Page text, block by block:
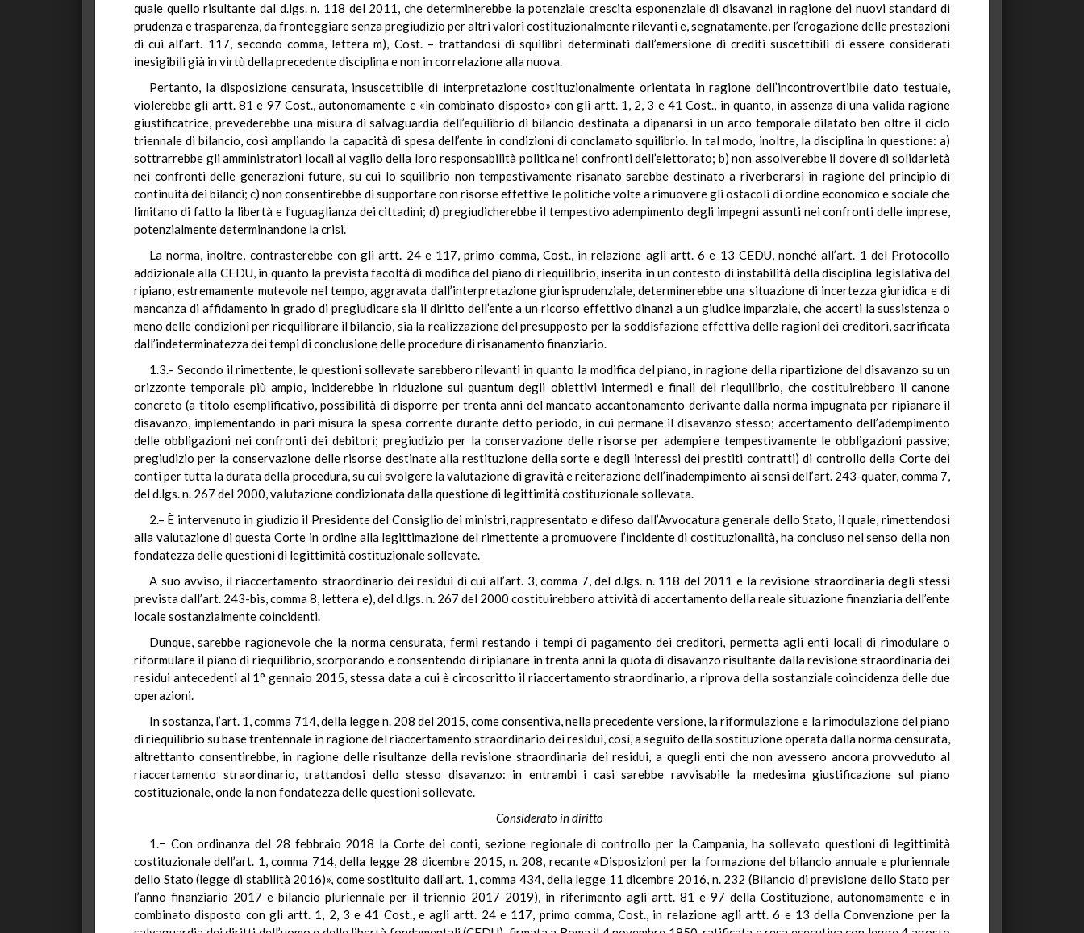
quale quello risultante dal d.lgs. n. 118 del 2011, che determinerebbe la potenziale crescita esponenziale di disavanzi in ragione dei nuovi standard di
prudenza e trasparenza, da fronteggiare senza pregiudizio per altri valori costituzionalmente rilevanti e, segnatamente, per l’erogazione delle prestazioni
di cui all’art. 117, secondo comma, lettera m), Cost. – trattandosi di squilibri determinati dall’emersione di crediti suscettibili di essere considerati
inesigibili già in virtù della precedente disciplina e non in correlazione alla nuova.
Pertanto, la disposizione censurata, insuscettibile di interpretazione costituzionalmente orientata in ragione dell’incontrovertibile dato testuale,
violerebbe gli artt. 81 e 97 Cost., autonomamente e «in combinato disposto» con gli artt. 1, 2, 3 e 41 Cost., in quanto, in assenza di una valida ragione
giustificatrice, prevederebbe una misura di salvaguardia dell’equilibrio di bilancio destinata a dipanarsi in un arco temporale dilatato ben oltre il ciclo
triennale di bilancio, così ampliando la capacità di spesa dell’ente in condizioni di conclamato squilibrio. In tal modo, inoltre, la disciplina in questione: a)
sottrarrebbe gli amministratori locali al vaglio della loro responsabilità politica nei confronti dell’elettorato; b) non assolverebbe il dovere di solidarietà
nei confronti delle generazioni future, su cui lo squilibrio non tempestivamente risanato sarebbe destinato a riverberarsi in ragione del principio di
continuità dei bilanci; c) non consentirebbe di supportare con risorse effettive le politiche volte a rimuovere gli ostacoli di ordine economico e sociale che
limitano di fatto la libertà e l’uguaglianza dei cittadini; d) pregiudicherebbe il tempestivo adempimento degli impegni assunti nei confronti delle imprese,
potenzialmente determinandone la crisi.
La norma, inoltre, contrasterebbe con gli artt. 24 e 117, primo comma, Cost., in relazione agli artt. 6 e 13 CEDU, nonché all’art. 1 del Protocollo
addizionale alla CEDU, in quanto la prevista facoltà di modifica del piano di riequilibrio, inserita in un contesto di instabilità della disciplina legislativa del
ripiano, estremamente mutevole nel tempo, aggravata dall’interpretazione giurisprudenziale, determinerebbe una situazione di incertezza giuridica e di
mancanza di affidamento in grado di pregiudicare sia il diritto dell’ente a un ricorso effettivo dinanzi a un giudice imparziale, che accerti la sussistenza o
meno delle condizioni per riequilibrare il bilancio, sia la realizzazione del presupposto per la soddisfazione effettiva delle ragioni dei creditori, sacrificata
dall’indeterminatezza dei tempi di conclusione delle procedure di risanamento finanziario.
1.3.– Secondo il rimettente, le questioni sollevate sarebbero rilevanti in quanto la modifica del piano, in ragione della ripartizione del disavanzo su un
orizzonte temporale più ampio, inciderebbe in riduzione sul quantum degli obiettivi intermedi e finali del riequilibrio, che costituirebbero il canone
concreto (a titolo esemplificativo, possibilità di disporre per trenta anni del mancato accantonamento derivante dalla norma impugnata per ripianare il
disavanzo, implementando in pari misura la spesa corrente durante detto periodo, in cui permane il disavanzo stesso; accertamento dell’adempimento
delle obbligazioni nei confronti dei debitori; pregiudizio per la conservazione delle risorse per adempiere tempestivamente le obbligazioni passive;
pregiudizio per la conservazione delle risorse destinate alla restituzione della sorte e degli interessi dei prestiti contratti) di controllo della Corte dei
conti per tutta la durata della procedura, su cui svolgere la valutazione di gravità e reiterazione dell’inadempimento ai sensi dell’art. 243-quater, comma 7,
del d.lgs. n. 267 del 2000, valutazione condizionata dalla questione di legittimità costituzionale sollevata.
2.– È intervenuto in giudizio il Presidente del Consiglio dei ministri, rappresentato e difeso dall’Avvocatura generale dello Stato, il quale, rimettendosi
alla valutazione di questa Corte in ordine alla legittimazione del rimettente a promuovere l’incidente di costituzionalità, ha concluso nel senso della non
fondatezza delle questioni di legittimità costituzionale sollevate.
A suo avviso, il riaccertamento straordinario dei residui di cui all’art. 3, comma 7, del d.lgs. n. 118 del 2011 e la revisione straordinaria degli stessi
prevista dall’art. 243-bis, comma 8, lettera e), del d.lgs. n. 267 del 2000 costituirebbero attività di accertamento della reale situazione finanziaria dell’ente
locale sostanzialmente coincidenti.
Dunque, sarebbe ragionevole che la norma censurata, fermi restando i tempi di pagamento dei creditori, permetta agli enti locali di rimodulare o
riformulare il piano di riequilibrio, scorporando e consentendo di ripianare in trenta anni la quota di disavanzo risultante dalla revisione straordinaria dei
residui antecedenti al 1° gennaio 2015, stessa data a cui è circoscritto il riaccertamento straordinario, a riprova della sostanziale coincidenza delle due
operazioni.
In sostanza, l’art. 1, comma 714, della legge n. 208 del 2015, come consentiva, nella precedente versione, la riformulazione e la rimodulazione del piano
di riequilibrio su base trentennale in ragione del riaccertamento straordinario dei residui, così, a seguito della sostituzione operata dalla norma censurata,
altrettanto consentirebbe, in ragione delle risultanze della revisione straordinaria dei residui, a quegli enti che non avessero ancora provveduto al
riaccertamento straordinario, trattandosi dello stesso disavanzo: in entrambi i casi sarebbe ravvisabile la medesima giustificazione sul piano
costituzionale, onde la non fondatezza delle questioni sollevate.
Considerato in diritto
1.− Con ordinanza del 28 febbraio 2018 la Corte dei conti, sezione regionale di controllo per la Campania, ha sollevato questioni di legittimità
costituzionale dell’art. 1, comma 714, della legge 28 dicembre 2015, n. 208, recante «Disposizioni per la formazione del bilancio annuale e pluriennale
dello Stato (legge di stabilità 2016)», come sostituito dall’art. 1, comma 434, della legge 11 dicembre 2016, n. 232 (Bilancio di previsione dello Stato per
l’anno finanziario 2017 e bilancio pluriennale per il triennio 2017-2019), in riferimento agli artt. 81 e 97 della Costituzione, autonomamente e in
combinato disposto con gli artt. 1, 2, 3 e 41 Cost., e agli artt. 24 e 117, primo comma, Cost., in relazione agli artt. 6 e 13 della Convenzione per la